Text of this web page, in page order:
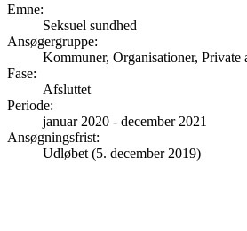
Emne:
Seksuel sundhed
Ansøgergruppe:
Kommuner, Organisationer, Private
Fase:
Afsluttet
Periode:
januar 2020 - december 2021
Ansøgningsfrist:
Udløbet (5. december 2019)